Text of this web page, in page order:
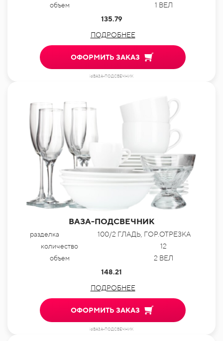
объем
1 ВЕЛ
135.79
ПОДРОБНЕЕ
ОФОРМИТЬ ЗАКАЗ
idВАЗА-ПОДСВЕЧНИК
ВАЗА-ПОДСВЕЧНИК
разделка
100/2 ГЛАДЬ, ГОР.ОТРЕЗКА
количество
12
объем
2 ВЕЛ
148.21
ПОДРОБНЕЕ
ОФОРМИТЬ ЗАКАЗ
idВАЗА-ПОДСВЕЧНИК